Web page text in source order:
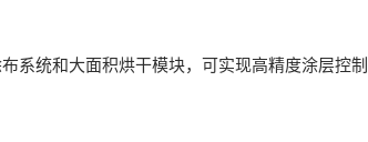
系统和大面积烘干模块，可实现高精度涂层控